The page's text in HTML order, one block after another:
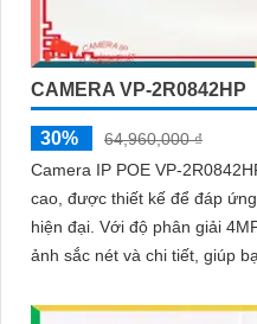
CAMERA VP-2R0842HP
30%
64,960,000 ₫
Camera IP POE VP-
cao, được thiết kế để đáp
hiện đại. Với độ phân giải 4MP, camera này cung cấp hình
ảnh sắc nét và chi tiết, giúp